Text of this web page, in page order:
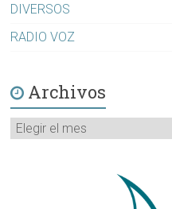
DIVERSOS
RADIO VOZ
Archivos
Archivos